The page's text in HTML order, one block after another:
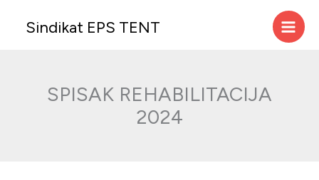
Sindikat EPS TENT
SPISAK REHABILITACIJA
2024